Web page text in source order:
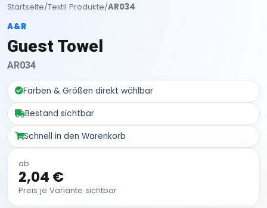
Startseite/Textil Produkte/AR034
A&R
Guest Towel
AR034
Farben & Größen direkt wählbar
Bestand sichtbar
Schnell in den Warenkorb
ab
2,04 €
Preis je Variante sichtbar